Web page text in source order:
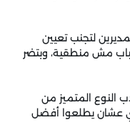
لتجنب تعيين
مش منطقية، وبتضر
النوع المتميز من
عشان يطلعوا أفضل